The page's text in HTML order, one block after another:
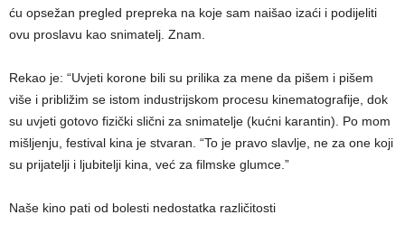
ću opsežan pregled prepreka na koje sam naišao izaći i podijeliti
ovu proslavu kao snimatelj. Znam.
Rekao je: “Uvjeti korone bili su prilika za mene da pišem i pišem
više i približim se istom industrijskom procesu kinematografije, dok
su uvjeti gotovo fizički slični za snimatelje (kućni karantin). Po mom
mišljenju, festival kina je stvaran. “To je pravo slavlje, ne za one koji
su prijatelji i ljubitelji kina, već za filmske glumce.”
Naše kino pati od bolesti nedostatka različitosti